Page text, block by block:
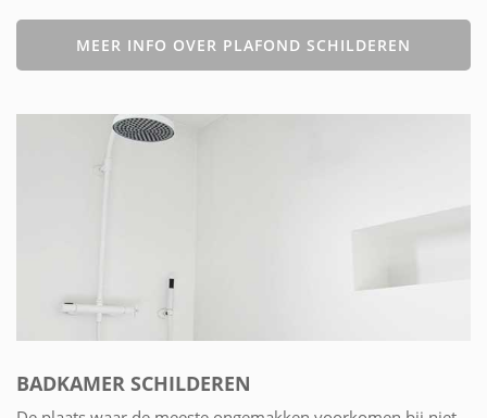
MEER INFO OVER PLAFOND SCHILDEREN
BADKAMER SCHILDEREN